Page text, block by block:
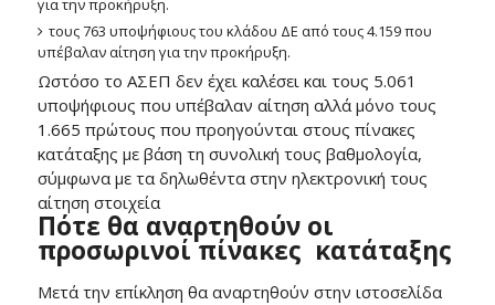
για την προκήρυξη.
τους 763 υποψήφιους του κλάδου ΔΕ από τους 4.159 που
υπέβαλαν αίτηση για την προκήρυξη.
Ωστόσο το ΑΣΕΠ δεν έχει καλέσει και τους 5.061
υποψήφιους που υπέβαλαν αίτηση αλλά μόνο τους
1.665 πρώτους που προηγούνται στους πίνακες
κατάταξης με βάση τη συνολική τους βαθμολογία,
σύμφωνα με τα δηλωθέντα στην ηλεκτρονική τους
αίτηση στοιχεία
Πότε θα αναρτηθούν οι
προσωρινοί πίνακες κατάταξης
Μετά την επίκληση θα αναρτηθούν στην ιστοσελίδα